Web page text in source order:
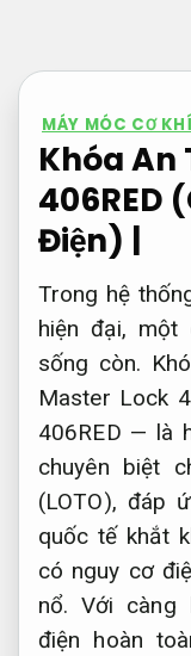
nội
dungMÁY MÓC CƠ
Khóa An
406RED
Điện) |
Trong hệ
hiện đại, một
sống còn.
Master Lock
406RED — là
chuyên biệt
(LOTO), đáp
quốc tế khắt
có nguy cơ
nổ. Với càng
điện hoàn